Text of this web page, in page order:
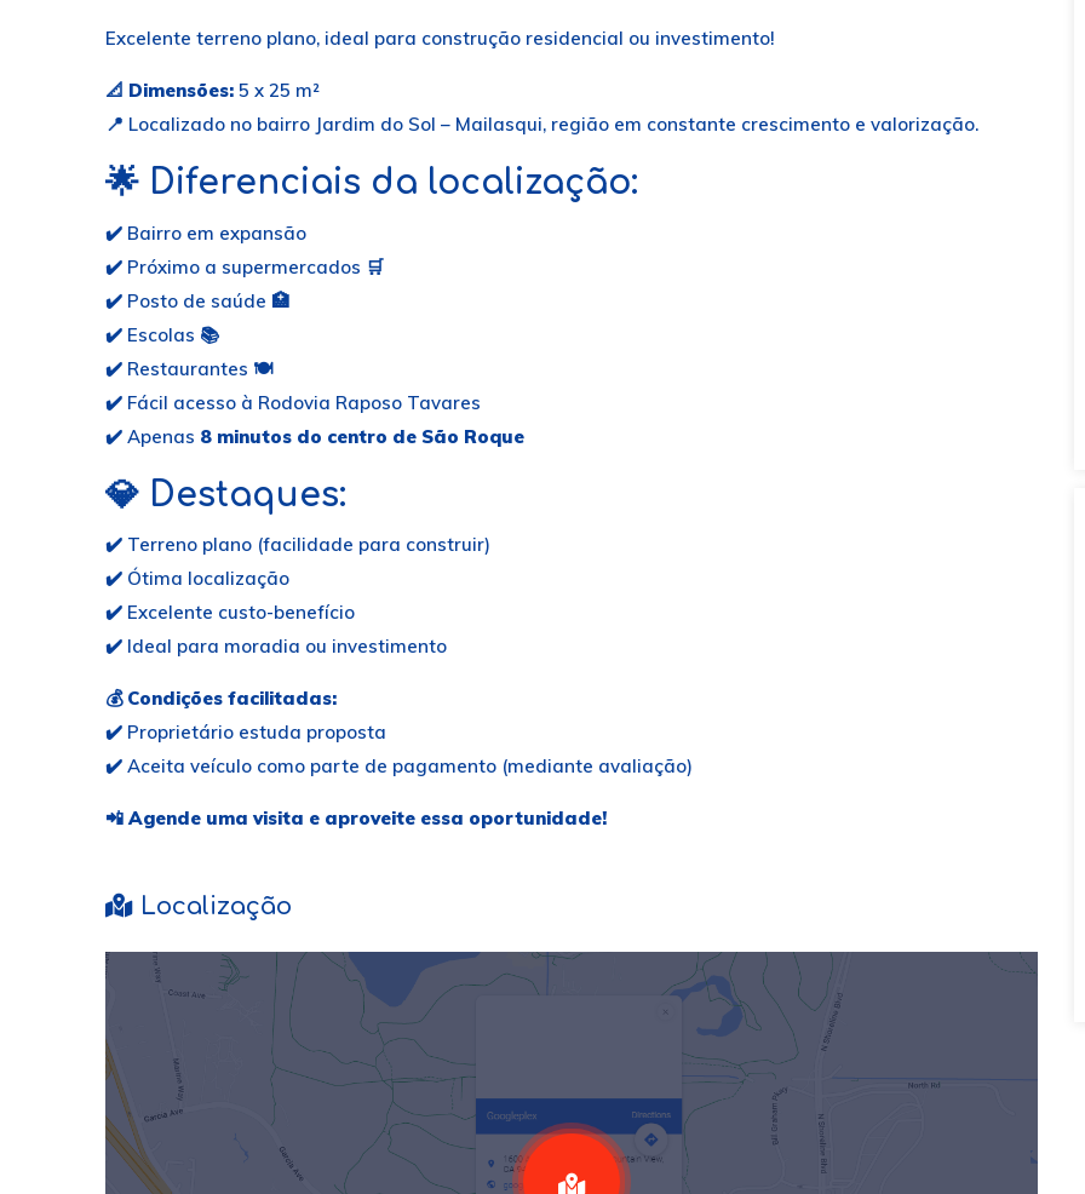
Excelente terreno plano, ideal para construção residencial ou investimento!
📐 Dimensões: 5 x 25 m²
📍 Localizado no bairro Jardim do Sol – Mailasqui, região em constante crescimento e valorização.
🌟 Diferenciais da localização:
✔️ Bairro em expansão
✔️ Próximo a supermercados 🛒
✔️ Posto de saúde 🏥
✔️ Escolas 📚
✔️ Restaurantes 🍽️
✔️ Fácil acesso à Rodovia Raposo Tavares
✔️ Apenas 8 minutos do centro de São Roque
💎 Destaques:
✔️ Terreno plano (facilidade para construir)
✔️ Ótima localização
✔️ Excelente custo-benefício
✔️ Ideal para moradia ou investimento
💰 Condições facilitadas:
✔️ Proprietário estuda proposta
✔️ Aceita veículo como parte de pagamento (mediante avaliação)
📲Agende uma visita e aproveite essa oportunidade!
Localização